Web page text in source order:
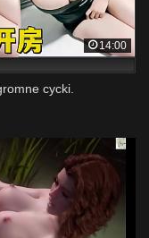
14:00
cycki.